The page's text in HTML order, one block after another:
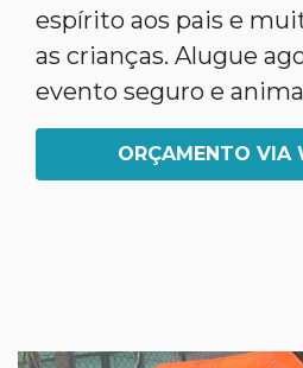
espírito aos pais e
as crianças. Alugue
evento seguro e
ORÇAMENTO VIA